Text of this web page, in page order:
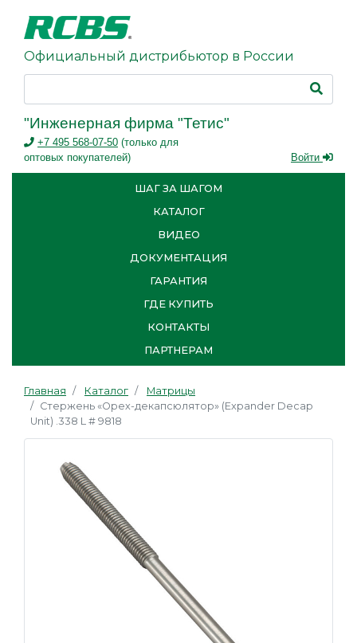
Официальный дистрибьютор в России
"Инженерная фирма "Тетис"
+7 495 568-07-50 (только для
оптовых покупателей)
Войти
ШАГ ЗА ШАГОМ
КАТАЛОГ
ВИДЕО
ДОКУМЕНТАЦИЯ
ГАРАНТИЯ
ГДЕ КУПИТЬ
КОНТАКТЫ
ПАРТНЕРАМ
Главная Каталог
Матрицы
Стержень «Орех-декапсюлятор» (Expander Decap
Unit) .338 L # 9818